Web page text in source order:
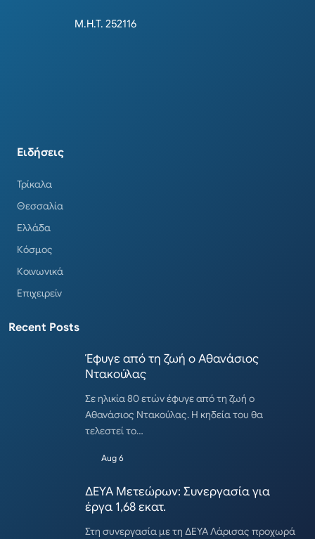
Μ.Η.Τ. 252116
Ειδήσεις
Τρίκαλα
Θεσσαλία
Ελλάδα
Κόσμος
Κοινωνικά
Επιχειρείν
Recent Posts
Έφυγε από τη ζωή ο Αθανάσιος
Ντακούλας
Σε ηλικία 80 ετών έφυγε από τη ζωή ο
Αθανάσιος Ντακούλας. Η κηδεία του θα
τελεστεί το…
Aug 6
ΔΕΥΑ Μετεώρων: Συνεργασία για
έργα 1,68 εκατ.
Στη συνεργασία με τη ΔΕΥΑ Λάρισας προχωρά